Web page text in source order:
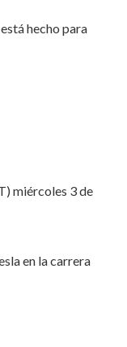
miércoles 3 de